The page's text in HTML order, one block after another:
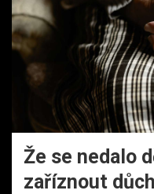
Že se nedalo
zaříznout